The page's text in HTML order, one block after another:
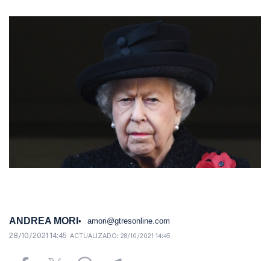
ANDREA MORI amori@gtresonline.com
28/10/2021 14:45 ACTUALIZADO: 28/10/2021 14:45